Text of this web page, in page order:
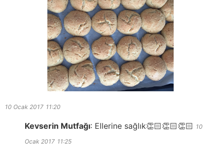
10 Ocak 2017 11:20
Kevserin Mutfağı: Ellerine sağlık👏🏻👏🏻👏🏻 10
Ocak 2017 11:25